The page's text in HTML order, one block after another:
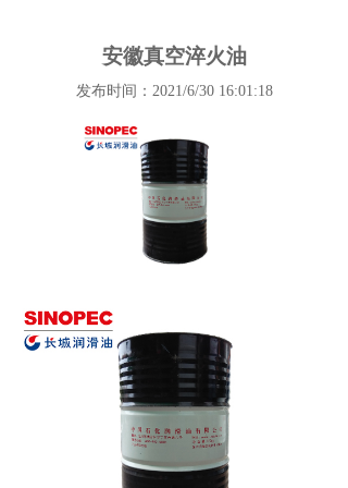
安徽真空淬火油
发布时间：2021/6/30 16:01:18